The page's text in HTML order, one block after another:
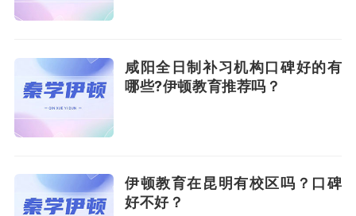
咸阳全日制补习机构口碑好的有
哪些?伊顿教育推荐吗？
伊顿教育在昆明有校区吗？口碑
好不好？